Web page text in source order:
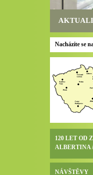
Nacházíte se
120 LET OD
ALBERTINA
NÁVŠTĚVY